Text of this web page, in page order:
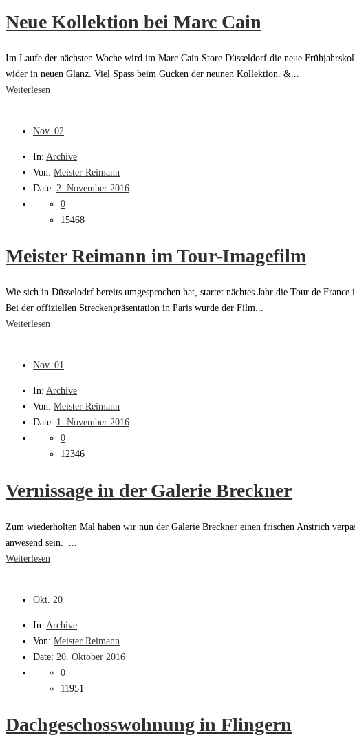
Neue Kollektion bei Marc Cain
Im Laufe der nächsten Woche wird im Marc Cain Store Düsseldorf die neue
wider in neuen Glanz. Viel Spass beim Gucken der neunen Kollektion. &...
Weiterlesen
Nov. 02
In: Archive
Von: Meister Reimann
Date: 2. November 2016
0
15468
Meister Reimann im Tour-Imagefilm
Wie sich in Düsselodrf bereits umgesprochen hat, startet nächtes Jahr die Tour de
Bei der offiziellen Streckenpräsentation in Paris wurde der Film...
Weiterlesen
Nov. 01
In: Archive
Von: Meister Reimann
Date: 1. November 2016
0
12346
Vernissage in der Galerie Breckner
Zum wiederholten Mal haben wir nun der Galerie Breckner einen frischen Anstrich
anwesend sein. ...
Weiterlesen
Okt. 20
In: Archive
Von: Meister Reimann
Date: 20. Oktober 2016
0
11951
Dachgeschosswohnung in Flingern